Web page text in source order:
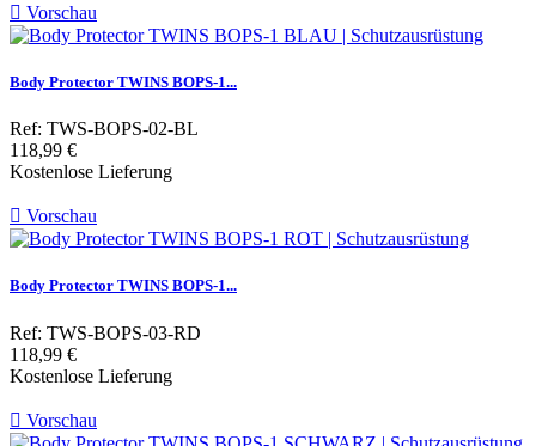
 Vorschau
Body Protector TWINS BOPS-1...
Ref: TWS-BOPS-02-BL
Preis
118,99 €
Kostenlose Lieferung
 Vorschau
Body Protector TWINS BOPS-1...
Ref: TWS-BOPS-03-RD
Preis
118,99 €
Kostenlose Lieferung
 Vorschau